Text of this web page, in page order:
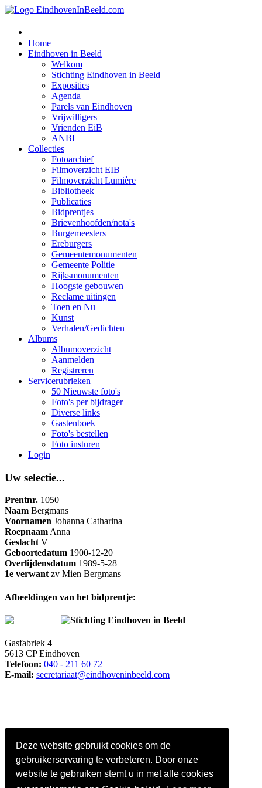
Deze website gebruikt cookies om de
gebruikerservaring te verbeteren. Door onze
website te gebruiken stemt u in met alle cookies
Home
Eindhoven in Beeld
Welkom
Stichting Eindhoven in Beeld
Exposities
Agenda
Parels van Eindhoven
Vrijwilligers
Vrienden EiB
ANBI
Collecties
Fotoarchief
Filmoverzicht EIB
Filmoverzicht Lumière
Bibliotheek
Publicaties
Bidprentjes
Brievenhoofden/nota's
Burgemeesters
Ereburgers
Gemeentemonumenten
Gemeente Politie
Rijksmonumenten
Hoogste gebouwen
Reclame uitingen
Toen en Nu
Kunst
Verhalen/Gedichten
Albums
Albumoverzicht
Aanmelden
Registreren
Servicerubrieken
50 Nieuwste foto's
Foto's per bijdrager
Diverse links
Gastenboek
Foto's bestellen
Foto insturen
Login
Uw selectie...
Prentnr. 1050
Naam Bergmans
Voornamen Johanna Catharina
RoepnaamAnna
GeslachtV
Geboortedatum 1900-12-20
Overlijdensdatum 1989-5-28
1e verwantzv Mien Bergmans
Afbeeldingen van het bidprentje:
Stichting Eindhoven in Beeld
Gasfabriek 4
5613 CP Eindhoven
Telefoon: 040 - 211 60 72
E-mail: secretariaat@eindhoveninbeeld.com